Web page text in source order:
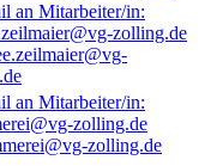
zolling.de